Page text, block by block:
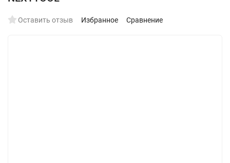
Оставить отзыв Избранное Сравнение